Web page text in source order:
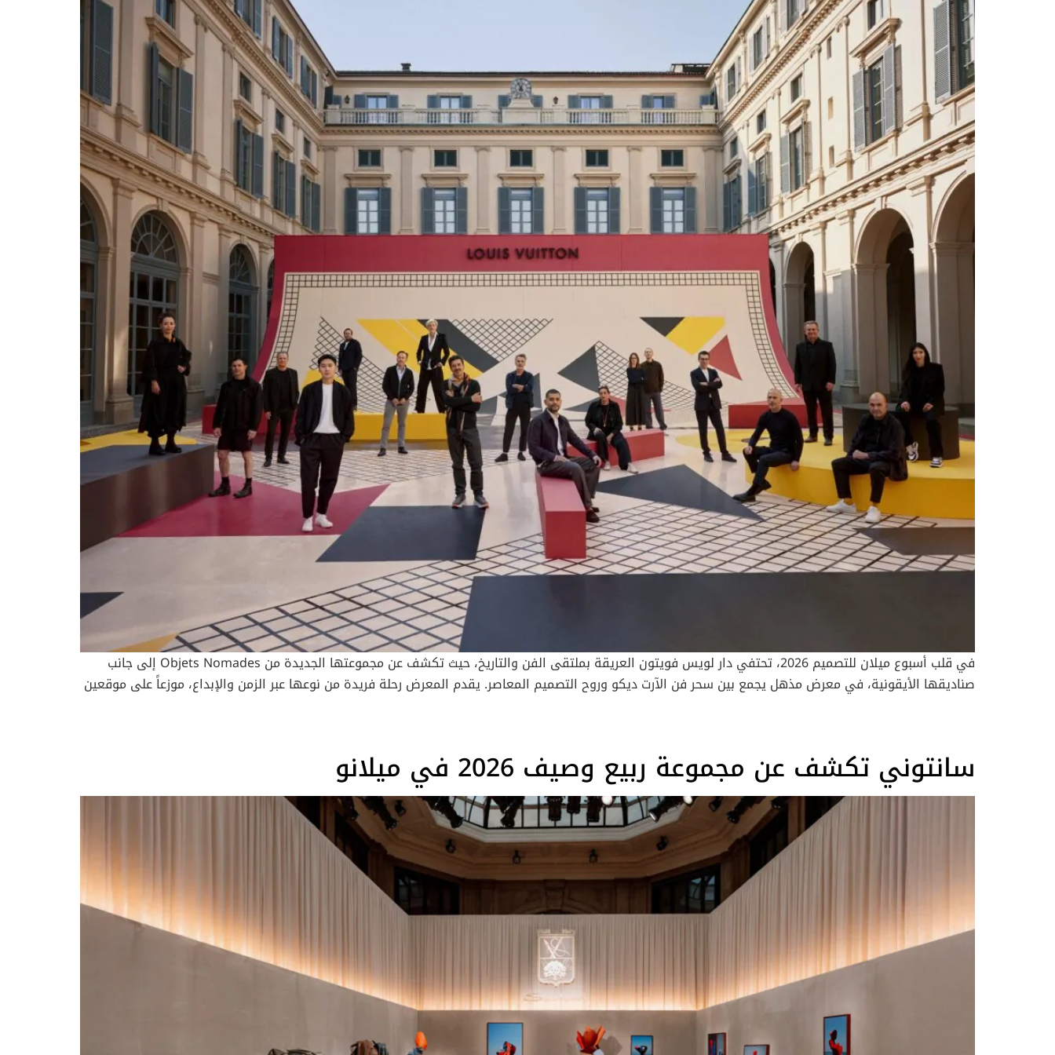
البصري والقصص السينمائية، مشيرًا إلى أن كل مجموعة تمثل تكريمًا للرجل الذي يسعى باستمرار إلى دفع حدود الإبداع والمنافسة والتعبير الشخصي عن الأسلوب. قوة
العرض في وقت تواصل فيه العلامة الأميركية تحقيق أداء قوي مقارنة بالعديد من دور الأزياء العالمية التي لا تزال تواجه تحديات تباطؤ سوق السلع الفاخرة. وقد
استفادت الدار خلال العام الحالي من زخم إضافي بعد تصميم أزياء فريق الولايات المتحدة الأميركية المشارك في الألعاب الأولمبية الشتوية، إلى جانب استمرار الطلب
القوي على منتجاتها في السوق الصينية. كما مثّل عرض ميلانو تأكيدًا على عودة Ralph Lauren إلى أجندة عروض الأزياء الإيطالية بعد سنوات من الغياب، في خطوة
تعكس رغبة العلامة في تعزيز حضورها ضمن أهم أسابيع الموضة العالمية واستقطاب جمهور دولي متنوع. Ralph Lauren يؤكد جاذبيته العابرة للأجيال من خلال
مجموعة ربيع وصيف 2027، نجح Ralph Lauren مرة جديدة في تقديم معادلة تجمع بين الأناقة الكلاسيكية والطاقة الشبابية، ليؤكد أنّ مفهوم الفخامة الأميركية لا
يزال قادرًا على التطور دون التخلي عن جذوره. وبين الخياطة الراقية والإطلالات الرياضية المعاصرة، قدّمت الدار عرضًا رسّخ مكانتها كواحدة من العلامات القادرة على
مخاطبة أجيال متعددة بلغة واحدة عنوانها الأناقة العابرة للزمن.
في قلب أسبوع ميلان للتصميم 2026، تحتفي دار لويس فويتون العريقة بملتقى الفن والتاريخ، حيث تكشف عن مجموعتها الجديدة من Objets Nomades إلى جانب
صناديقها الأيقونية، في معرض مذهل يجمع بين سحر فن الآرت ديكو وروح التصميم المعاصر. يقدم المعرض رحلة فريدة من نوعها عبر الزمن والإبداع، موزعاً على موقعين
Instagram A post shared by Louis Vuitton (@louisvuitton) تبدأ الرحلة في غرفة Giangaleazzo ، حيث يُنقل الزوار فوراً إلى الماضي، مسترشدين
بروح المصمم الداخلي، مُجلّد الكتب، والرسام Pierre Legrain 1888-1929. تُقدم لويس فويتون تحية لهذا الرمز البارز في حركة الآرت ديكو من خلال مجموعة Objets
Nomades الجديدة. تعرض أرشيفات الدار، بدءاً من الرسوم التوضيحية الموقعة وصولاً إلى أوائل الصناديق وحقائب السفر، بالإضافة إلى إكسسوارات السفر والجمال، بما
في ذلك زجاجات العطور، وكلها مشبعة بإلهام الآرت ديكو، لتشهد على فن السفر الذي لطالما أتقنته لويس فويتون. تُعرض هذه القطع الأثرية النادرة، المستوحاة من
مجموعة تراث لويس فويتون، في أجواء قطار من عشرينيات القرن الماضي، في إشارة إلى أصول الدار وبراعتها في صناعة الصناديق. تفاعل مبهج ونابض بالحياة
View this post on Instagram A post shared by Louis Vuitton (@louisvuitton) في غرفة Gabrio تتجلى إبداعات مجموعة لويس فويتون Objets
Nomades المتنوعة في الأشكال والأحجام، مرتبة حول سجادة تيكال كبيرة من مجموعة تكريم بيير لوغران، المستوحاة من أحد تصميماته لتجليد الكتب. يوحّد لوح ألوانها
الجريء الذي يمزج بين الأزرق الداكن والبني هذه المجموعة، التي عُرضت في صالون، غرفة طعام، ومكتبة، خالقة عالماً متكاملاً يتميز بتفاعل مبهج ونابض بالحياة بين
الأنسجة، الأنماط، والظلال. تضم المجموعة قطعاً من مجموعات Objets Nomades السابقة، بما في ذلك مجموعة تكريم فورتوناتو ديبيرو التي كُشف عنها العام
الماضي. وتُسلط غرفة Napoleonica الضوء على مجموعة تكريم بيير لوغران من خلال مجموعة استثنائية من الأثاث وقطع فنون المائدة، وإبداعات نسيجية مستوحاة من
تجليدات الكتب التاريخية للفنان. تزين البطانيات الكبيرة ذات الأنماط الرسومية من المجموعة الجدران كلوحات فنية مهيبة، في حوار مع قطع أثاث أيقونية مثل كرسي
الاسترخاء ريفييرا وCoiffeuse Céleste ذات الشكل الأوميغا، التي صممها المزخرف للويس فويتون عام 1921 وتُعاد إصدارها الآن من الخشب المطلي والمُنجّد بجلد نوماد.
لقاء التراث بالحداثة: رؤى معاصرة تستمر الرحلة في غرفة Beauharnais، المستوحاة من الزخرفة الزرقاء والبيج التي تزين مفرش المائدة من مجموعة تكريم شارلوت
بيرياند. تُطلق هذه المجموعة عام 2025، وتستمد تصميمها من أرشيفات أحد أوائل إبداعاتها النسيجية من عشرينيات القرن الماضي. يمتزج نمطها الهندسي، الذي يصور
سانتوني تكشف عن مجموعة ربيع وصيف 2026 في ميلانو